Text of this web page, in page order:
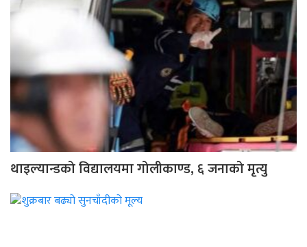
थाइल्यान्डको विद्यालयमा गोलीकाण्ड, ६ जनाको मृत्यु